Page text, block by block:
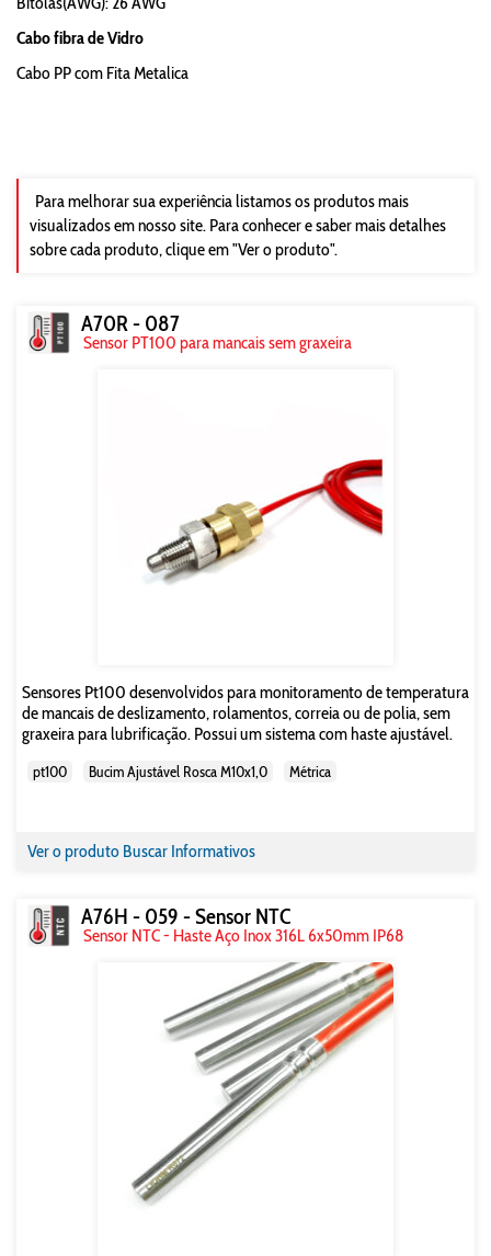
Cabo fibra de Vidro
Cabo PP com Fita Metalica
Para melhorar sua experiência listamos os produtos mais
visualizados em nosso site. Para conhecer e saber mais detalhes
sobre cada produto, clique em "Ver o produto".
A70R - 087
Sensor PT100 para mancais sem graxeira
Sensores Pt100 desenvolvidos para monitoramento de temperatura
de mancais de deslizamento, rolamentos, correia ou de polia, sem
graxeira para lubrificação. Possui um sistema com haste ajustável.
pt100 Bucim Ajustável Rosca M10x1,0 Métrica
Ver o produto Buscar Informativos
A76H - 059 - Sensor NTC
Sensor NTC - Haste Aço Inox 316L 6x50mm IP68